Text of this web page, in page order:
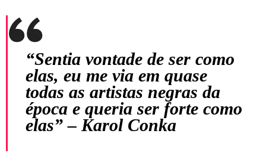
“Sentia vontade de ser como
elas, eu me via em quase
todas as artistas negras da
época e queria ser forte como
elas” – Karol Conka